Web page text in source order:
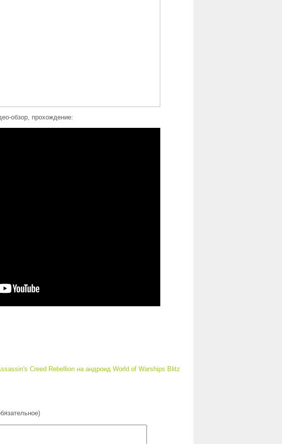
обзор, прохождение:
Creed Rebellion на андроид World of Warships Blitz